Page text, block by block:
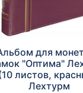
для
"Оптима"
листов,
Лехтурм